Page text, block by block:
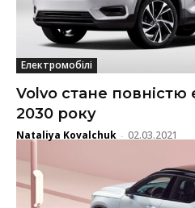
Електромобілі
Volvo стане
2030 року
Nataliya Kovalchuk - 02.03.2021